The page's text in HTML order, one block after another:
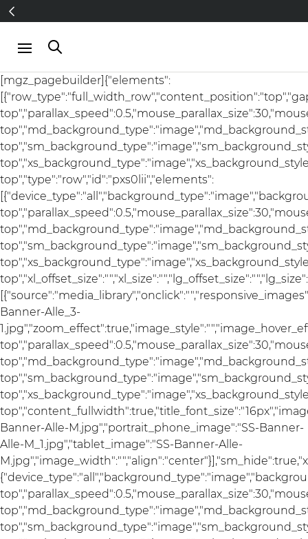
Direkt zum Inhalt
[mgz_pagebuilder]{"elements":
top","type":"row","id":"pxs0lii","elements":
Banner-Alle_3-
Banner-Alle-M.jpg","portrait_phone_image":"SS-Banner-
Alle-M_1.jpg","tablet_image":"SS-Banner-Alle-